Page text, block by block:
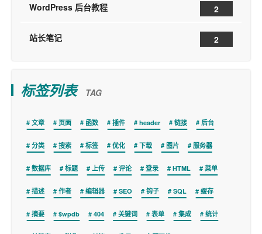
WordPress 后台教程 2
站长笔记 2
标签列表 TAG
文章 页面 函数 插件 header 链接 后台
分类 搜索 标签 优化 下载 图片 服务器
数据库 标题 上传 评论 登录 HTML 菜单
描述 作者 编辑器 SEO 钩子 SQL 缓存
摘要 $wpdb 404 关键词 表单 集成 统计